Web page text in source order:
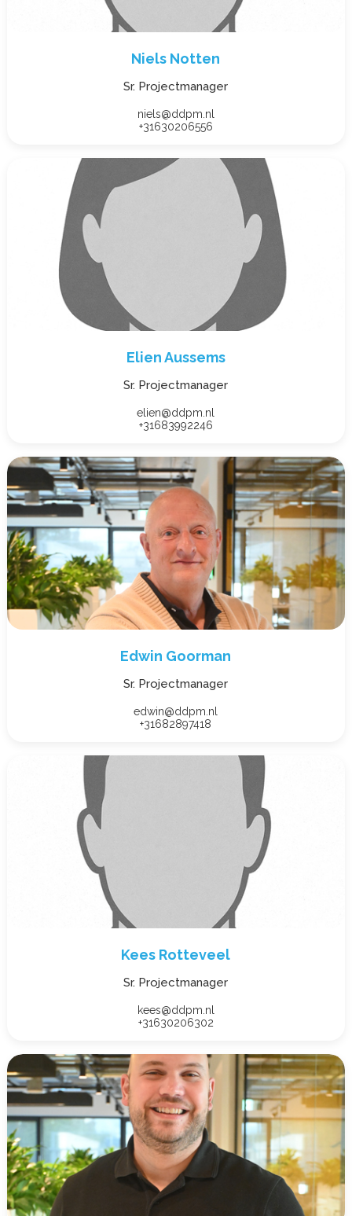
Niels Notten
Sr. Projectmanager
niels@ddpm.nl
+31630206556
Elien Aussems
Sr. Projectmanager
elien@ddpm.nl
+31683992246
Edwin Goorman
Sr. Projectmanager
edwin@ddpm.nl
+31682897418
Kees Rotteveel
Sr. Projectmanager
kees@ddpm.nl
+31630206302